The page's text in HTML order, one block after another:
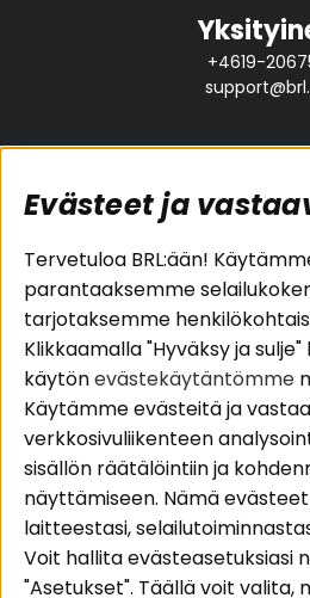
+4619-
Suositut sivut
Pakettiratkaisut
Autostereot
Kaiuttimet
Päätevahvistimet
Lisätarvikkeet
Kaapelit
Alueet
Autohifi
Evästeet ja
Tervetuloa BRL:ään!
parantaaksemme
tarjotaksemme
Klikkaamalla "Hyväksy ja
käytönevästekäytäntömme
Käytämme evästeitä ja
verkkosivuliikenteen
sisällön räätälöintiin ja
näyttämiseen. Nämä
laitteestasi,
Voit hallita evästeasetuksiasi
"Asetukset". Täällä voit valita,